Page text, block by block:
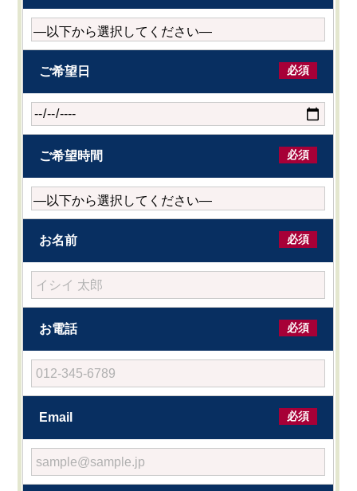
ご希望日 必須
ご希望時間 必須
お名前 必須
お電話 必須
Email 必須